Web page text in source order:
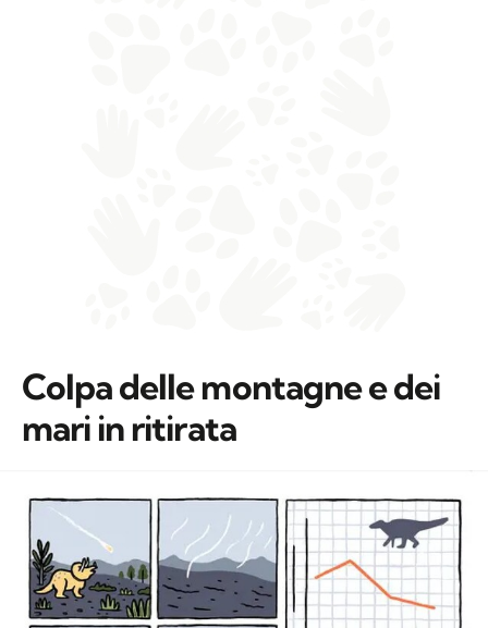
Colpa delle montagne e dei
mari in ritirata